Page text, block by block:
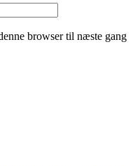
browser til næste gang